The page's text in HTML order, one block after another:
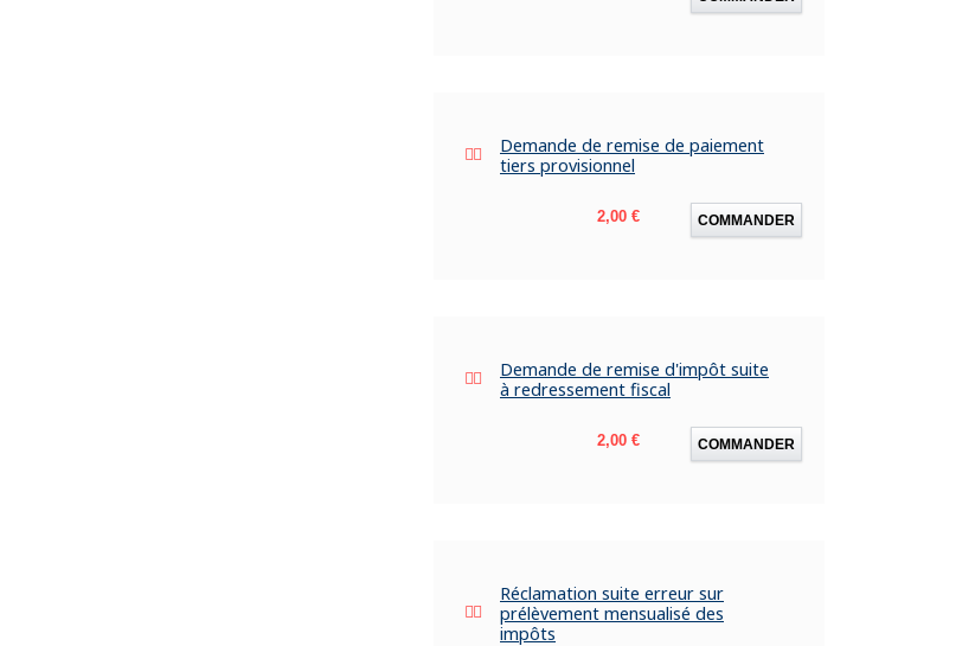
Demande de remise de paiement
tiers provisionnel
Prix
2,00 € COMMANDER
Demande de remise d'impôt suite
à redressement fiscal
Prix
2,00 € COMMANDER
Réclamation suite erreur sur
prélèvement mensualisé des
impôts